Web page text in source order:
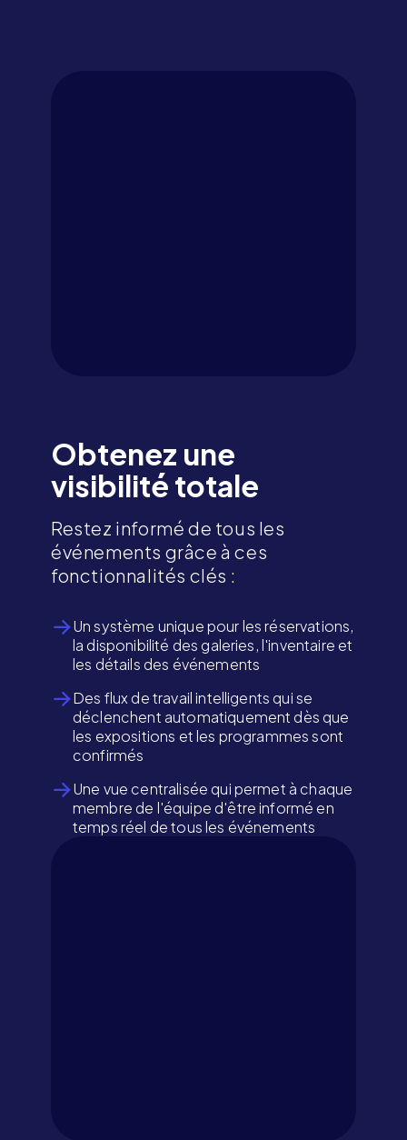
Obtenez une
visibilité totale
Restez informé de tous les
événements grâce à ces
fonctionnalités clés :
Un système unique pour les réservations,
la disponibilité des galeries, l'inventaire et
les détails des événements
Des flux de travail intelligents qui se
déclenchent automatiquement dès que
les expositions et les programmes sont
confirmés
Une vue centralisée qui permet à chaque
membre de l'équipe d'être informé en
temps réel de tous les événements